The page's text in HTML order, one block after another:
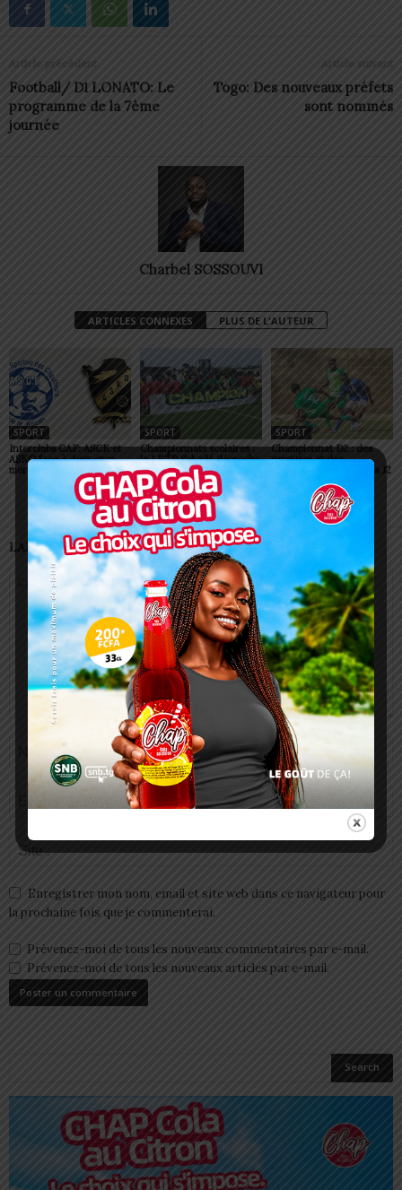
Article précédent
Football/ D1 LONATO: Le
programme de la 7ème
journée
Article suivant
Togo: Des nouveaux préfets
sont nommés
Charbel SOSSOUVI
ARTICLES CONNEXES PLUS DE L'AUTEUR
SPORT
Interclubs CAF: ASCK et
ASKO face à deux gros
morceaux
SPORT
Championnats scolaires :
le LETP Sokodé décroche
le titre national
SPORT
Championnat D2 : des
surprises et des
confirmations lors de la J2
LAISSER UN COMMENTAIRE
Enregistrer mon nom, email et site web dans ce navigateur pour
la prochaine fois que je commenterai.
Prévenez-moi de tous les nouveaux commentaires par e-mail.
Prévenez-moi de tous les nouveaux articles par e-mail.